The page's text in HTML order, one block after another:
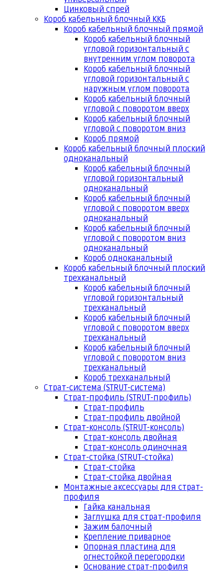
Цинковый спрей
Короб кабельный блочный ККБ
Короб кабельный блочный прямой
Короб кабельный блочный
угловой горизонтальный с
внутренним углом поворота
Короб кабельный блочный
угловой горизонтальный с
наружным углом поворота
Короб кабельный блочный
угловой с поворотом вверх
Короб кабельный блочный
угловой с поворотом вниз
Короб прямой
Короб кабельный блочный плоский
одноканальный
Короб кабельный блочный
угловой горизонтальный
одноканальный
Короб кабельный блочный
угловой с поворотом вверх
одноканальный
Короб кабельный блочный
угловой с поворотом вниз
одноканальный
Короб одноканальный
Короб кабельный блочный плоский
трехканальный
Короб кабельный блочный
угловой горизонтальный
трехканальный
Короб кабельный блочный
угловой с поворотом вверх
трехканальный
Короб кабельный блочный
угловой с поворотом вниз
трехканальный
Короб трехканальный
Страт-система (STRUT-система)
Страт-профиль (STRUT-профиль)
Страт-профиль
Страт-профиль двойной
Страт-консоль (STRUT-консоль)
Страт-консоль двойная
Страт-консоль одиночная
Страт-стойка (STRUT-стойка)
Страт-стойка
Страт-стойка двойная
Монтажные аксессуары для страт-
профиля
Гайка канальная
Заглушка для страт-профиля
Зажим балочный
Крепление приварное
Опорная пластина для
огнестойкой перегородки
Основание страт-профиля